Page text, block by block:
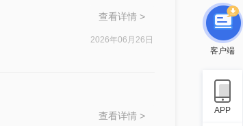
查看详情 >
2026年06月26日
查看详情 >
客户端
APP